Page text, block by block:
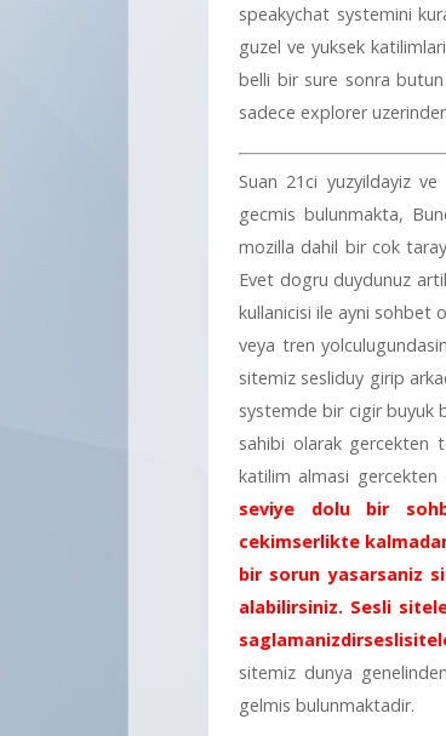
speakychat systemini
guzel ve yuksek
belli bir sure sonra
sadece explorer
Suan 21ci yuzyildayiz
gecmis bulunmakta,
mozilla dahil bir cok
Evet dogru duydunuz
kullanicisi ile ayni sohbet
veya tren
sitemiz sesliduy girip
systemde bir cigir buyuk
sahibi olarak gercekten
katilim almasi gercekten
seviye dolu bir
cekimserlikte
bir sorun yasarsaniz
alabilirsiniz. Sesli
saglamanizdir
sitemiz dunya
gelmis bulunmaktadir.